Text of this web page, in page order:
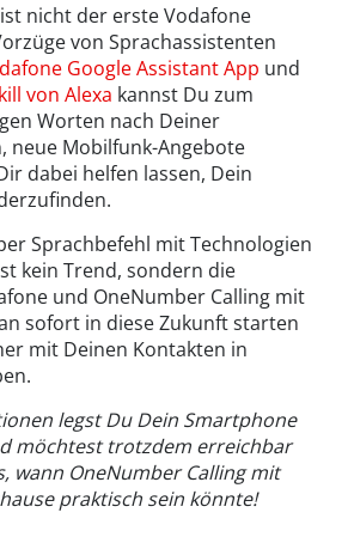
nicht der erste Vodafone
von Sprachassistenten
Google Assistant App und
von Alexa kannst Du zum
Worten nach Deiner
neue Mobilfunk-Angebote
dabei helfen lassen, Dein
Sprachbefehl mit Technologien
kein Trend, sondern die
und OneNumber Calling mit
sofort in diese Zukunft starten
mit Deinen Kontakten in
legst Du Dein Smartphone
möchtest trotzdem erreichbar
wann OneNumber Calling mit
praktisch sein könnte!